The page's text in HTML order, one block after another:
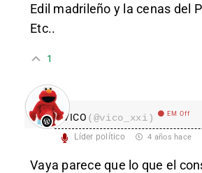
Edil madrileño y la cenas del
Etc..
1
VICO (@vico_xxi) EM Off
Líder político 4 años hace
Vaya parece que lo que el